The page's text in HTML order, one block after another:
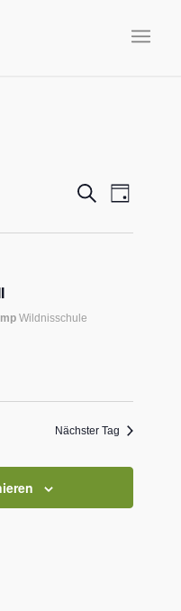
SucheTag
Wildnisschule
Nächster Tag